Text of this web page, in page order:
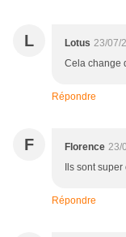
L Lotus 23/07/
Cela change
Répondre
F Florence 23/
Ils sont
Répondre